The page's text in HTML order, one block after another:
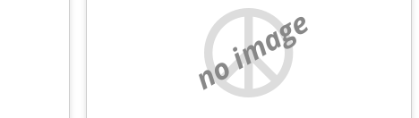
no image